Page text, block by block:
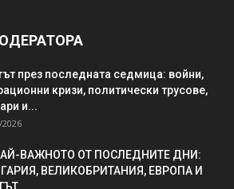
през последната седмица: войни,
кризи, политически трусове,
и...
ВАЖНОТО ОТ ПОСЛЕДНИТЕ ДНИ:
ВЕЛИКОБРИТАНИЯ, ЕВРОПА И